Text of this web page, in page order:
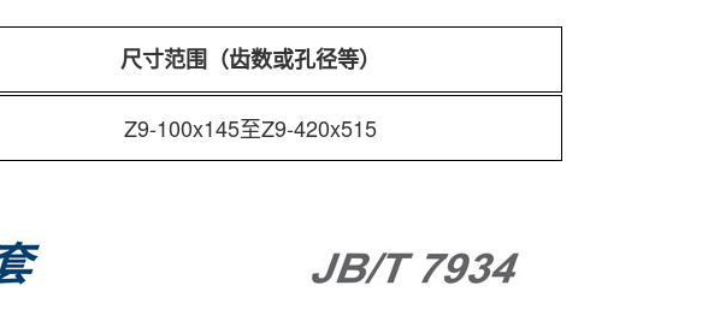
尺寸范围（齿数或孔径等）
Z9-100x145至Z9-420x515